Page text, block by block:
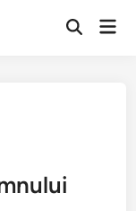
Deschide